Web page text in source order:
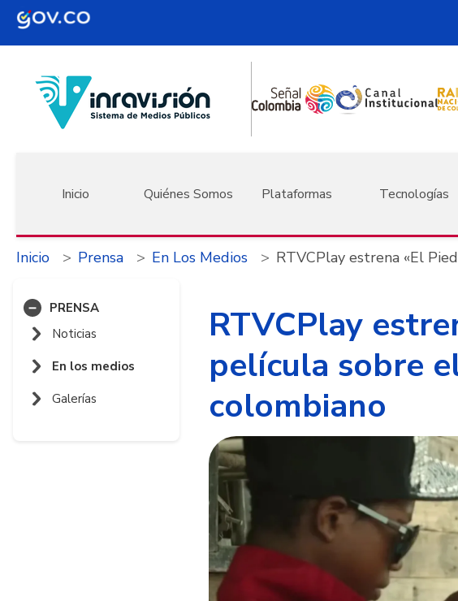
Pasar al contenido principal
Inicio Quiénes Somos Plataformas Tecnologías
Inicio Prensa En Los Medios RTVCPlay estrena «El
PRENSA
Noticias
En los medios
Galerías
RTVCPlay
película sobre
colombiano